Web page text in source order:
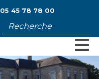
05 45 78 78 00
Rechercher